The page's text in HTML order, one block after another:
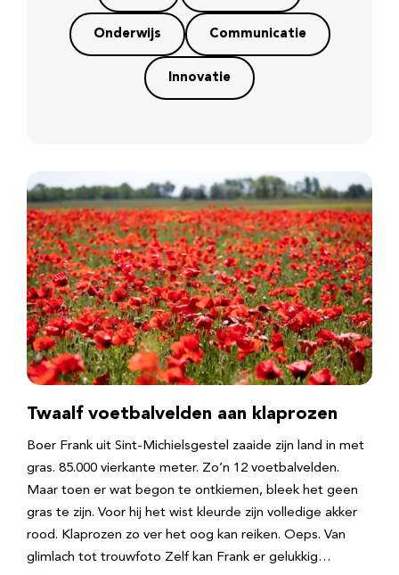
Onderwijs Communicatie
Innovatie
Twaalf voetbalvelden aan klaprozen
Boer Frank uit Sint-Michielsgestel zaaide zijn land in met
gras. 85.000 vierkante meter. Zo’n 12 voetbalvelden.
Maar toen er wat begon te ontkiemen, bleek het geen
gras te zijn. Voor hij het wist kleurde zijn volledige akker
rood. Klaprozen zo ver het oog kan reiken. Oeps. Van
glimlach tot trouwfoto Zelf kan Frank er gelukkig…